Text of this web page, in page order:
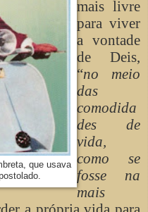
que usava
mais livre
para viver
a vontade
de Deis,
“no meio
das
comodida
des de
vida,
como se
fosse na
mais